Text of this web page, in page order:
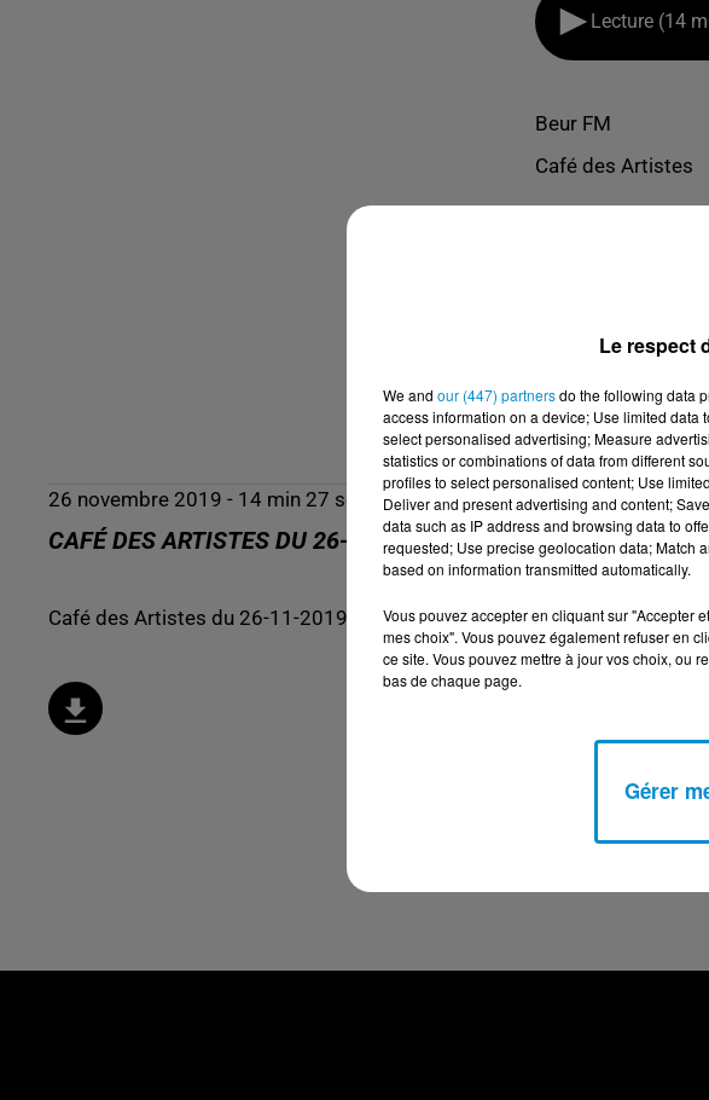
Lecture (14
Beur FM
Café des Artistes
26 novembre 2019 - 14 min 27 sec
CAFÉ DES ARTISTES DU 26-11-2019 - BAB EL WEST
Café des Artistes du 26-11-2019 - Bab El West
Le respect
We and our (447) partnersdo the following data
access information on a device; Use limited
select personalised advertising; Measure
statistics or combinations of data from different
profiles to select personalised content; Use
Deliver and present advertising and content;
data such as IP address and browsing data to
requested; Use precise geolocation data; Match
based on information transmitted automatically.
Vous pouvez accepter en cliquant sur "Accepter
mes choix". Vous pouvez également refuser en
ce site. Vous pouvez mettre à jour vos choix, ou
bas de chaque page.
Gérer